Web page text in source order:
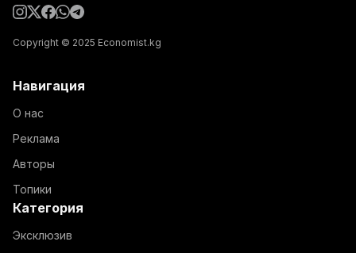
Copyright © 2025 Economist.kg
Навигация
О нас
Реклама
Авторы
Топики
Категория
Эксклюзив